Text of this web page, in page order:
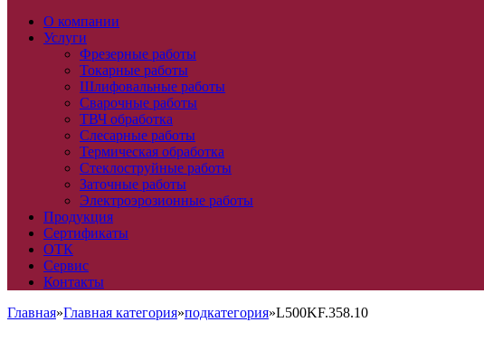
О компании
Услуги
Фрезерные работы
Токарные работы
Шлифовальные работы
Сварочные работы
ТВЧ обработка
Слесарные работы
Термическая обработка
Стеклоструйные работы
Заточные работы
Электроэрозионные работы
Продукция
Сертификаты
ОТК
Сервис
Контакты
Главная»Главная категория»подкатегория»L500KF.358.10